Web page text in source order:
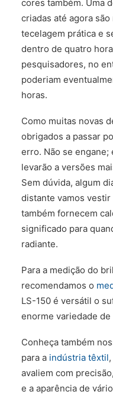
cores também. Uma
criadas até agora
tecelagem prática e
dentro de quatro
pesquisadores, no
poderiam
horas.
Como muitas novas
obrigados a passar
erro. Não se engane;
levarão a versões
Sem dúvida, algum
distante vamos
também fornecem
significado para
radiante.
Para a medição do
recomendamos o
LS-150 é versátil o
enorme variedade
Conheça também
para a indústria têxtil
avaliem com
e a aparência de